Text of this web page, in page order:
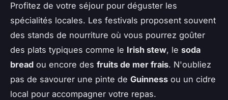
Profitez de votre séjour pour déguster les
spécialités locales. Les festivals proposent souvent
des stands de nourriture où vous pourrez goûter
des plats typiques comme le Irish stew, le soda
bread ou encore des fruits de mer frais. N'oubliez
pas de savourer une pinte de Guinness ou un cidre
local pour accompagner votre repas.